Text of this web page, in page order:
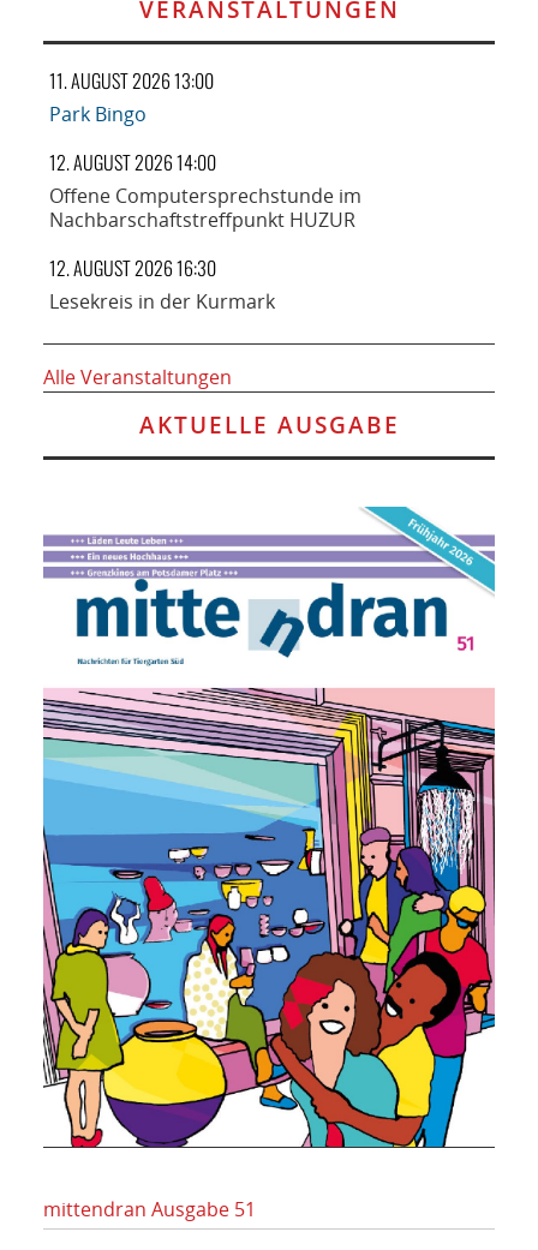
VERANSTALTUNGEN
11. AUGUST 2026 13:00
Park Bingo
12. AUGUST 2026 14:00
Offene Computersprechstunde im
Nachbarschaftstreffpunkt HUZUR
12. AUGUST 2026 16:30
Lesekreis in der Kurmark
Alle Veranstaltungen
AKTUELLE AUSGABE
mittendran Ausgabe 51